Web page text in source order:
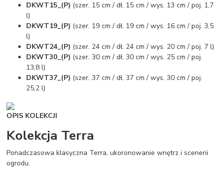
DKWT15_(P) (szer. 15 cm / dł. 15 cm / wys. 13 cm / poj. 1,7
l)
DKWT19_(P) (szer. 19 cm / dł. 19 cm / wys. 16 cm / poj. 3,5
l)
DKWT24_(P) (szer. 24 cm / dł. 24 cm / wys. 20 cm / poj. 7 l)
DKWT30_(P) (szer. 30 cm / dł. 30 cm / wys. 25 cm / poj.
13,8 l)
DKWT37_(P) (szer. 37 cm / dł. 37 cm / wys. 30 cm / poj.
25,2 l)
OPIS KOLEKCJI
Kolekcja Terra
Ponadczasowa klasyczna Terra, ukoronowanie wnętrz i scenerii
ogrodu.